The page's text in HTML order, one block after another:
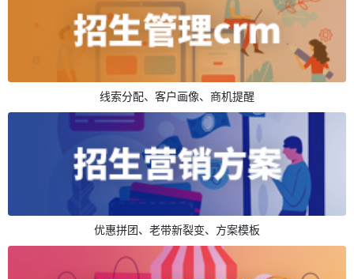
线索分配、客户画像、商机提醒
优惠拼团、老带新裂变、方案模板